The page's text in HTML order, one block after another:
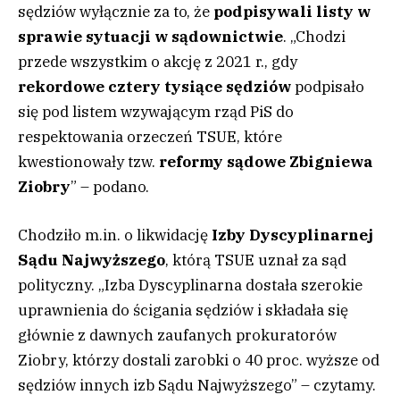
sędziów wyłącznie za to, że podpisywali listy w
sprawie sytuacji w sądownictwie. „Chodzi
przede wszystkim o akcję z 2021 r., gdy
rekordowe cztery tysiące sędziówpodpisało
się pod listem wzywającym rząd PiS do
respektowania orzeczeń TSUE, które
kwestionowały tzw. reformy sądowe Zbigniewa
Ziobry” – podano.
Chodziło m.in. o likwidację Izby Dyscyplinarnej
Sądu Najwyższego, którą TSUE uznał za sąd
polityczny. „Izba Dyscyplinarna dostała szerokie
uprawnienia do ścigania sędziów i składała się
głównie z dawnych zaufanych prokuratorów
Ziobry, którzy dostali zarobki o 40 proc. wyższe od
sędziów innych izb Sądu Najwyższego” – czytamy.